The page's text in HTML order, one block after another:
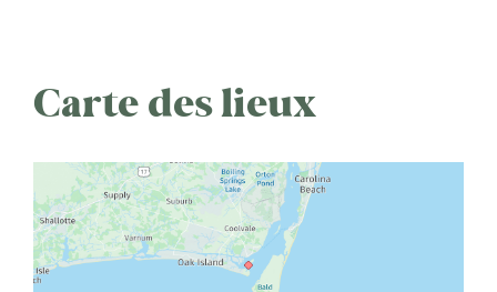
Carte des lieux